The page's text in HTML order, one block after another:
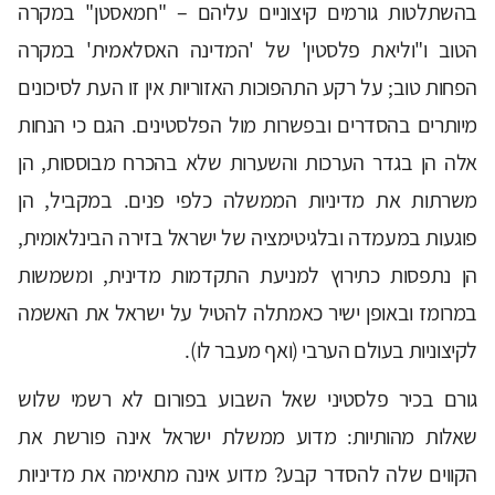
בהשתלטות גורמים קיצוניים עליהם – "חמאסטן" במקרה
הטוב ו"וליאת פלסטין' של 'המדינה האסלאמית' במקרה
הפחות טוב; על רקע התהפוכות האזוריות אין זו העת לסיכונים
מיותרים בהסדרים ובפשרות מול הפלסטינים. הגם כי הנחות
אלה הן בגדר הערכות והשערות שלא בהכרח מבוססות, הן
משרתות את מדיניות הממשלה כלפי פנים. במקביל, הן
פוגעות במעמדה ובלגיטימציה של ישראל בזירה הבינלאומית,
הן נתפסות כתירוץ למניעת התקדמות מדינית, ומשמשות
במרומז ובאופן ישיר כאמתלה להטיל על ישראל את האשמה
לקיצוניות בעולם הערבי (ואף מעבר לו).
גורם בכיר פלסטיני שאל השבוע בפורום לא רשמי שלוש
שאלות מהותיות: מדוע ממשלת ישראל אינה פורשת את
הקווים שלה להסדר קבע? מדוע אינה מתאימה את מדיניות